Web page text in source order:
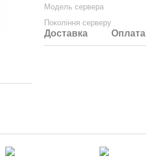
Модель сервера
Покоління серверу
Доставка Оплата